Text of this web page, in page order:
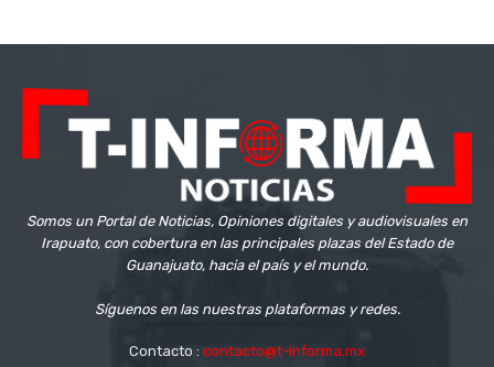
Somos un Portal de Noticias, Opiniones digitales y audiovisuales en
Irapuato, con cobertura en las principales plazas del Estado de
Guanajuato, hacia el país y el mundo.
Síguenos en las nuestras plataformas y redes.
Contacto : contacto@t-informa.mx